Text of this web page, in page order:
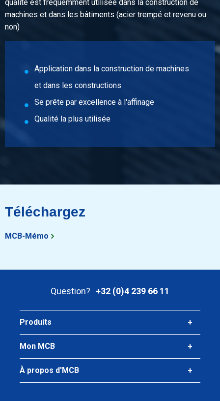
qualité est fréquemment utilisée dans la construction de
machines et dans les bâtiments (acier trempé et revenu ou
non)
Application dans la construction de machines
et dans les constructions
Se prête par excellence à l'affinage
Qualité la plus utilisée
Téléchargez
MCB-Mémo
Question? +32 (0)4 239 66 11
Produits
Mon MCB
À propos d'MCB